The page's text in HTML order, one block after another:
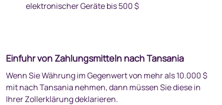
elektronischer Geräte bis 500 $
Einfuhr von Zahlungsmitteln nach Tansania
Wenn Sie Währung im Gegenwert von mehr als 10.000 $
mit nach Tansania nehmen, dann müssen Sie diese in
Ihrer Zollerklärung deklarieren.